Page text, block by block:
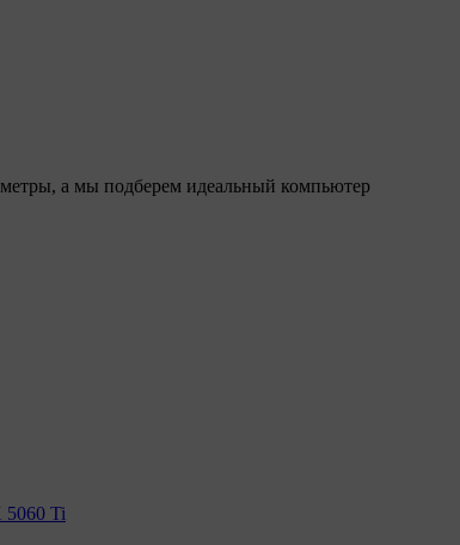
а мы подберем идеальный компьютер
5060 Ti